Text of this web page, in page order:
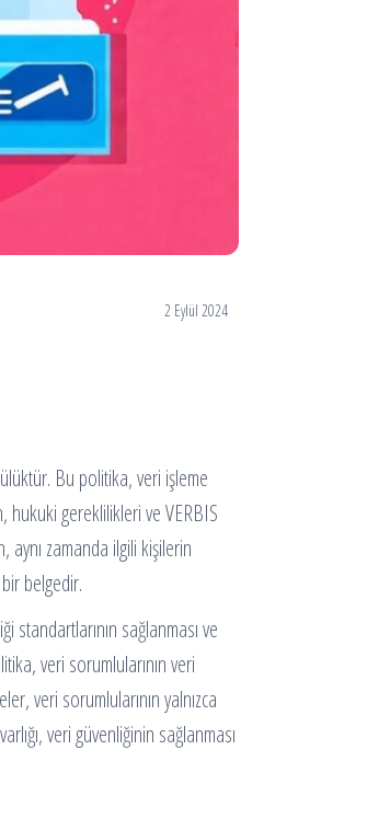
2 Eylül 2024
Bu politika, veri işleme
hukuki gereklilikleri ve VERBIS
aynı zamanda ilgili kişilerin
belgedir.
sağlanması ve
veri sorumlularının veri
veri sorumlularının yalnızca
veri güvenliğinin sağlanması